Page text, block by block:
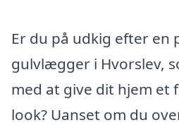
Er du på udkig efter en
gulvlægger i Hvorslev,
med at give dit hjem et
look? Uanset om du